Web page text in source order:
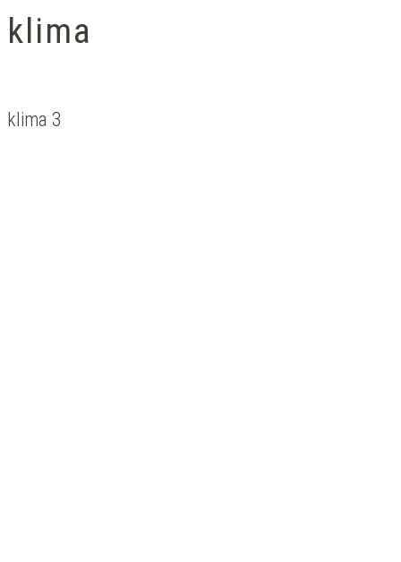
klima
klima 3